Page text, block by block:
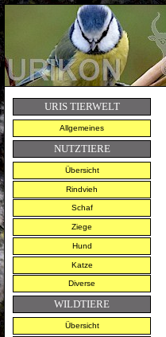
URIS TIERWELT
Allgemeines
NUTZTIERE
Übersicht
Rindvieh
Schaf
Ziege
Hund
Katze
Diverse
WILDTIERE
Übersicht